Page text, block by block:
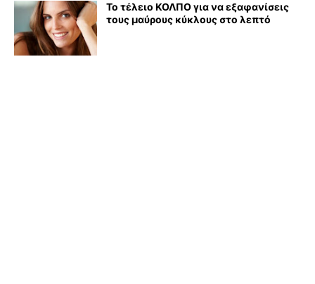
Το τέλειο ΚΟΛΠΟ για να εξαφανίσεις
τους μαύρους κύκλους στο λεπτό